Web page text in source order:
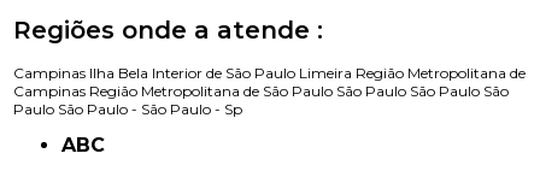
Regiões onde a atende :
Campinas Ilha Bela Interior de São Paulo Limeira Região Metropolitana de
Campinas Região Metropolitana de São Paulo São Paulo São Paulo São
Paulo São Paulo - São Paulo - Sp
ABC